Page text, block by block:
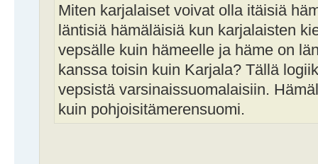
Miten karjalaiset voivat olla itäisiä
läntisiä hämäläisiä kun karjalaisten
vepsälle kuin hämeelle ja häme on
kanssa toisin kuin Karjala? Tällä
vepsistä varsinaissuomalaisiin.
kuin pohjoisitämerensuomi.